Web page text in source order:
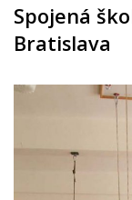
Spojená
Bratislava